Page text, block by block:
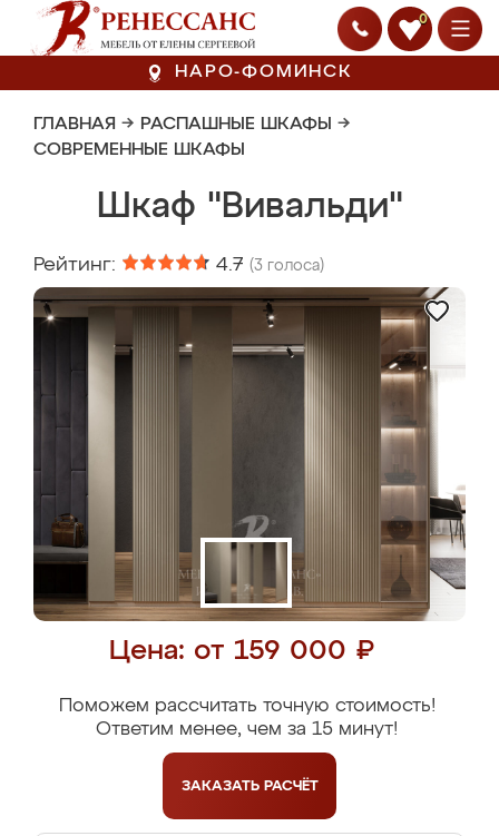
0
НАРО-ФОМИНСК
ГЛАВНАЯ → РАСПАШНЫЕ ШКАФЫ →
СОВРЕМЕННЫЕ ШКАФЫ
Шкаф "Вивальди"
Рейтинг: 4.7 (3 голоса)
Цена: от 159 000 ₽
Поможем рассчитать точную стоимость!
Ответим менее, чем за 15 минут!
ЗАКАЗАТЬ РАСЧЁТ